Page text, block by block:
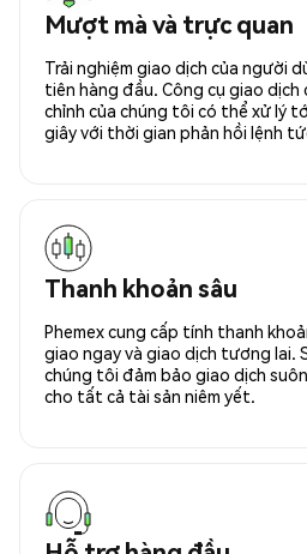
Mượt mà và trực quan
Trải nghiệm giao dịch của người
tiên hàng đầu. Công cụ giao
chỉnh của chúng tôi có thể xử lý
giây với thời gian phản hồi lệnh
Thanh khoản sâu
Phemex cung cấp tính thanh
giao ngay và giao dịch tương lai.
chúng tôi đảm bảo giao dịch
cho tất cả tài sản niêm yết.